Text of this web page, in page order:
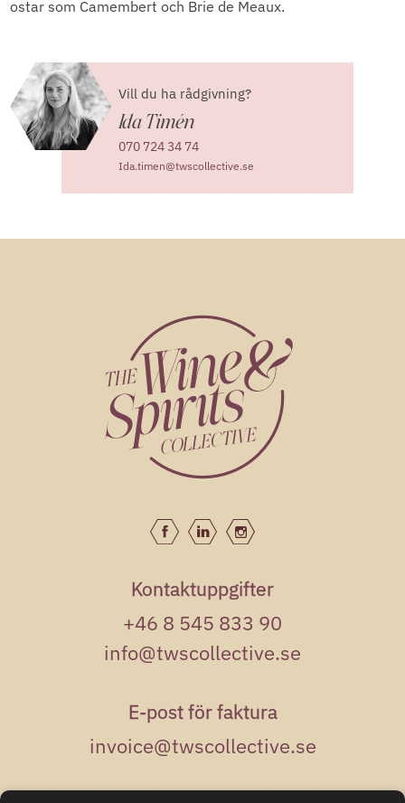
ostar som Camembert och Brie de Meaux.
Vill du ha rådgivning?
Ida Timén
070 724 34 74
Ida.timen@twscollective.se
Kontaktuppgifter
+46 8 545 833 90
info@twscollective.se
E-post för faktura
invoice@twscollective.se